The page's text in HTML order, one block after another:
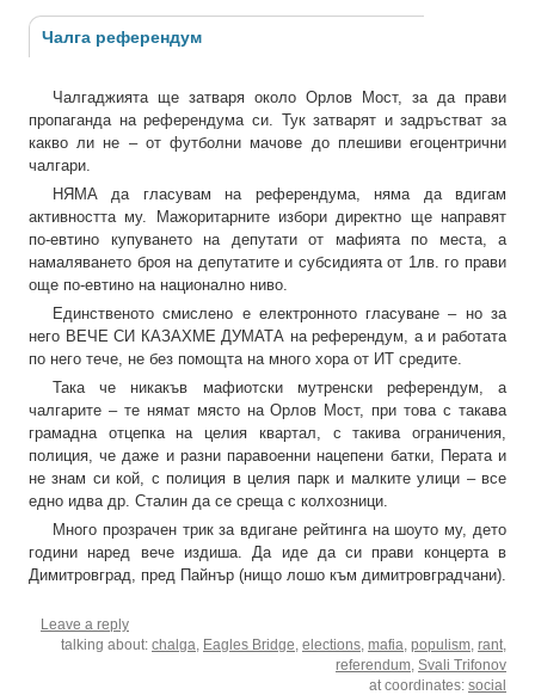
Чалга референдум
Чалгаджията ще затваря около Орлов Мост, за да прави
пропаганда на референдума си. Тук затварят и задръстват за
какво ли не – от футболни мачове до плешиви егоцентрични
чалгари.
НЯМА да гласувам на референдума, няма да вдигам
активността му. Мажоритарните избори директно ще направят
по-евтино купуването на депутати от мафията по места, а
намаляването броя на депутатите и субсидията от 1лв. го прави
още по-евтино на национално ниво.
Единственото смислено е електронното гласуване – но за
него ВЕЧЕ СИ КАЗАХМЕ ДУМАТА на референдум, а и работата
по него тече, не без помощта на много хора от ИТ средите.
Така че никакъв мафиотски мутренски референдум, а
чалгарите – те нямат място на Орлов Мост, при това с такава
грамадна отцепка на целия квартал, с такива ограничения,
полиция, че даже и разни паравоенни нацепени батки, Перата и
не знам си кой, с полиция в целия парк и малките улици – все
едно идва др. Сталин да се среща с колхозници.
Много прозрачен трик за вдигане рейтинга на шоуто му, дето
години наред вече издиша. Да иде да си прави концерта в
Димитровград, пред Пайнър (нищо лошо към димитровградчани).
Leave a reply
talking about: chalga Eagles Bridge elections mafia populism rant
referendum Svali Trifonov
at coordinates: social